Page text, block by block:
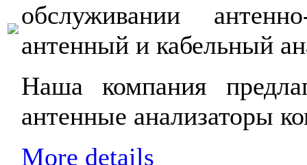
обслуживании
антенный и кабельный
Наша компания
антенные анализаторы
More details